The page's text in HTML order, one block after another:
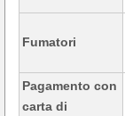
Fumatori
Pagamento con
carta di